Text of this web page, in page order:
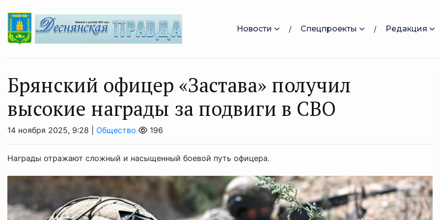
Новости Спецпроекты Редакция
Брянский офицер «Застава» получил
высокие награды за подвиги в СВО
14 ноября 2025, 9:28 | Общество 196
Награды отражают сложный и насыщенный боевой путь офицера.